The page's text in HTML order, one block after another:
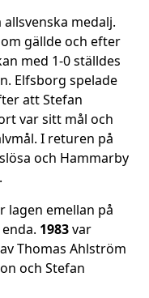
medalj.
gällde och efter
med 1-0 ställdes
Elfsborg spelade
att Stefan
var sitt mål och
I returen på
och Hammarby
lagen emellan på
1983var
Thomas Ahlström
och Stefan